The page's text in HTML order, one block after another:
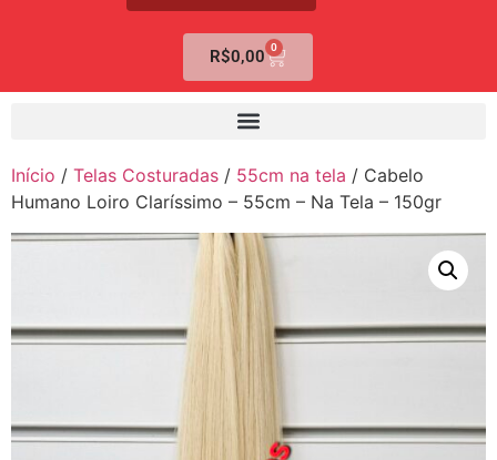
R$0,00 0
Início / Telas Costuradas / 55cm na tela / Cabelo
Humano Loiro Claríssimo – 55cm – Na Tela – 150gr